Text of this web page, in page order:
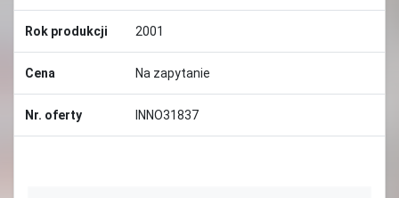
Rok produkcji 2001
Cena Na zapytanie
Nr. oferty INNO31837